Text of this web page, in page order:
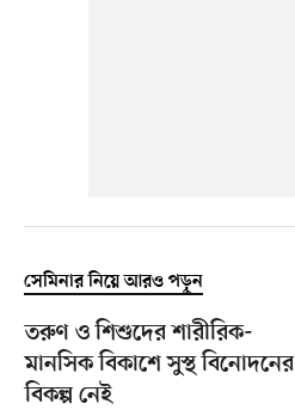
সেমিনার নিয়ে আরও পড়ুন
তরুণ ও শিশুদের শারীরিক-
মানসিক বিকাশে সুস্থ বিনোদনের
বিকল্প নেই